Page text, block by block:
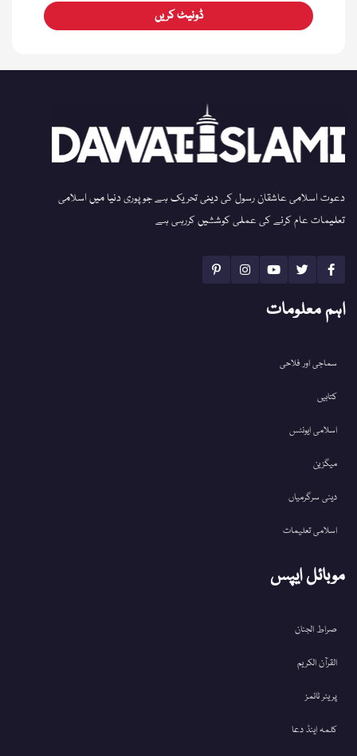
ڈونیٹ کریں
دعوت اسلامی عاشقان رسول کی دینی تحریک ہے جو پوری دنیا میں اسلامی
تعلیمات عام کرنے کی عملی کوششیں کررہی ہے
اہم معلومات
سماجی اور فلاحی
کتابیں
اسلامی ایونٹس
میگزین
دینی سرگرمیاں
اسلامی تعلیمات
موبائل ایپس
صراط الجنان
القرآن الکریم
پریئر ٹائمز
کلمہ اینڈ دعا